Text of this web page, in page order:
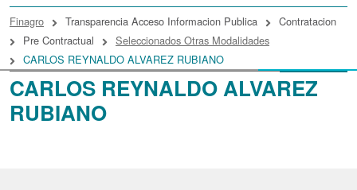
CARLOS REYNALDO ALVAREZ
RUBIANO
enlaces de ayuda a la
Finagro Transparencia Acceso Informacion Publica
Contratacion
Pre Contractual
Seleccionados Otras Modalidades
CARLOS REYNALDO ALVAREZ RUBIANO